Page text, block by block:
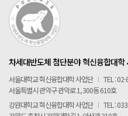
News
행사
Q&A
차세대반도체 첨단분야 혁신융합대학
서울대학교 혁신융합대학 사업단 I TEL :
서울특별시 관악구 관악로 1, 300동 610호
강원대학교 혁신융합대학 사업단 I TEL :